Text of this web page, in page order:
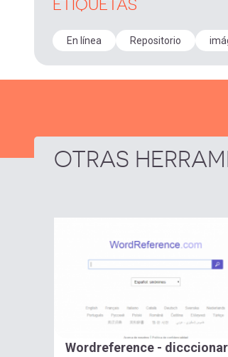
ETIQUETAS
En línea Repositorio
OTRAS
Wordreference -